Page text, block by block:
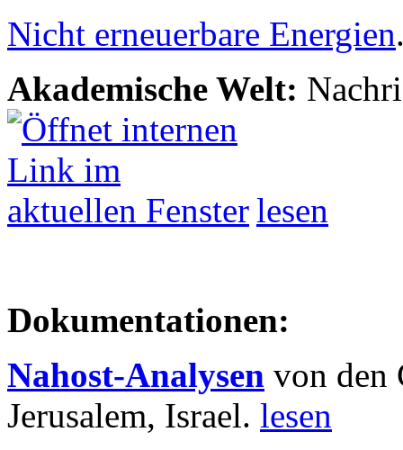
Nicht erneuerbare Energien
Akademische Welt:
lesen
Dokumentationen:
Nahost-Analysen von den
Jerusalem, Israel. lesen